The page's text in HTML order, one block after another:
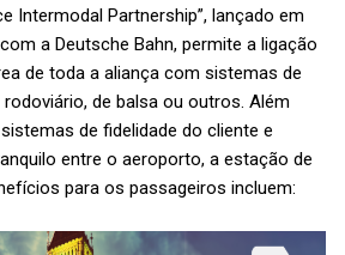
Intermodal Partnership”, lançado em
a Deutsche Bahn, permite a ligação
de toda a aliança com sistemas de
de balsa ou outros. Além
de fidelidade do cliente e
entre o aeroporto, a estação de
para os passageiros incluem: